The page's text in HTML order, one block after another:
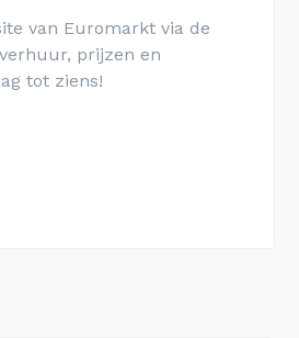
van Euromarkt via de
prijzen en
tot ziens!